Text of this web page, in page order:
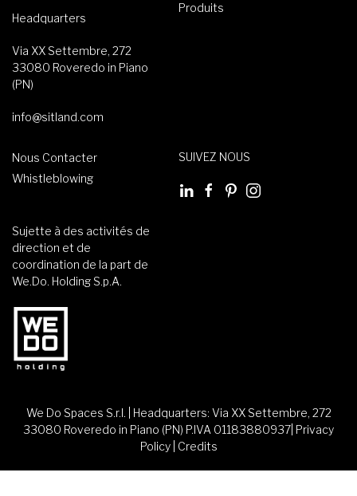
Headquarters
Via XX Settembre, 272
33080 Roveredo in Piano
(PN)
info@sitland.com
Produits
Nous Contacter
Whistleblowing
SUIVEZ NOUS
Sujette à des activités de
direction et de
coordination de la part de
We.Do. Holding S.p.A.
We Do Spaces S.r.l. | Headquarters: Via XX Settembre, 272
33080 Roveredo in Piano (PN) P.IVA 01183880937| Privacy
Policy| Credits